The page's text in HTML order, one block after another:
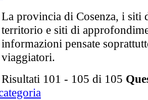
La provincia di Cosenza, i siti
territorio e siti di
informazioni pensate
viaggiatori.
Risultati 101 - 105 di 105